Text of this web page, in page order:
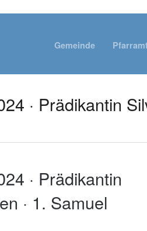
Gemeinde
· Prädikantin
· Prädikantin
· 1. Samuel